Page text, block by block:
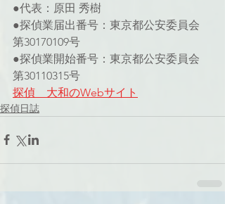
●代表：原田 秀樹
●探偵業届出番号：東京都公安委員会
第30170109号
●探偵業開始番号：東京都公安委員会
第30110315号
探偵　大和のWebサイト
探偵日誌